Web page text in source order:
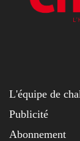
L'équipe de
Publicité
Abonnement